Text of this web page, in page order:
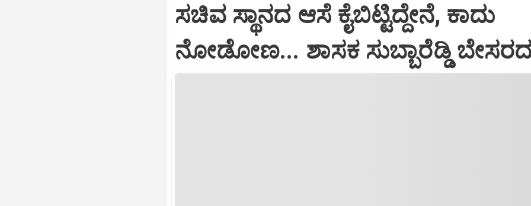
ಸಚಿವ ಸ್ಥಾನದ ಆಸೆ ಕೈಬಿಟ್ಟಿದ್ದೇನೆ, ಕಾದು
ನೋಡೋಣ... ಶಾಸಕ ಸುಬ್ಬಾರೆಡ್ಡಿ